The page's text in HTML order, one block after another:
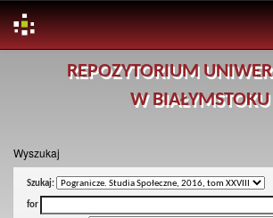
REPOZYTORIUM
W BIAŁYMSTOKU
Wyszukaj
Szukaj:
for